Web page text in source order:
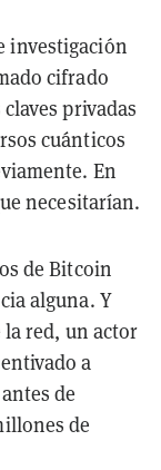
investigación
cifrado
privadas
cuánticos
En
necesitarían.
de Bitcoin
alguna. Y
la red, un actor
a
de
de